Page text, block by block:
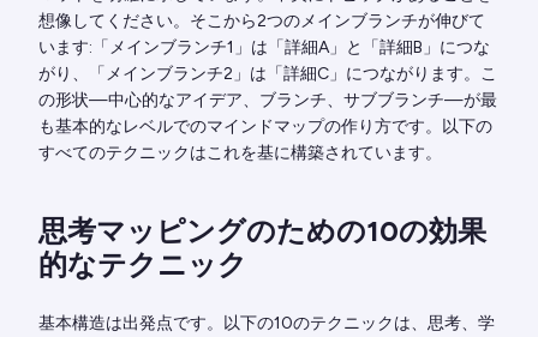
想像してください。そこから2つのメインブランチが伸びて
います:「メインブランチ1」は「詳細A」と「詳細B」につな
がり、「メインブランチ2」は「詳細C」につながります。こ
の形状—中心的なアイデア、ブランチ、サブブランチ—が最
も基本的なレベルでのマインドマップの作り方です。以下の
すべてのテクニックはこれを基に構築されています。
思考マッピングのための10の効果
的なテクニック
基本構造は出発点です。以下の10のテクニックは、思考、学